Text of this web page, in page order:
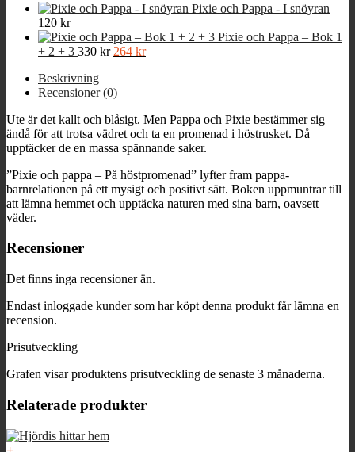
Pixie och Pappa - I snöyran
120 kr
Pixie och Pappa – Bok 1
+ 2 + 3 330kr Det
var:
264 krDet
Beskrivning
Recensioner (0)
Ute är det kallt och blåsigt. Men Pappa och Pixie bestämmer sig
ändå för att trotsa vädret och ta en promenad i höstrusket. Då
upptäcker de en massa spännande saker.
”Pixie och pappa – På höstpromenad” lyfter fram pappa-
barnrelationen på ett mysigt och positivt sätt. Boken uppmuntrar till
att lämna hemmet och upptäcka naturen med sina barn, oavsett
väder.
Recensioner
Det finns inga recensioner än.
Endast inloggade kunder som har köpt denna produkt får lämna en
recension.
Prisutveckling
Grafen visar produktens prisutveckling de senaste 3 månaderna.
Relaterade produkter